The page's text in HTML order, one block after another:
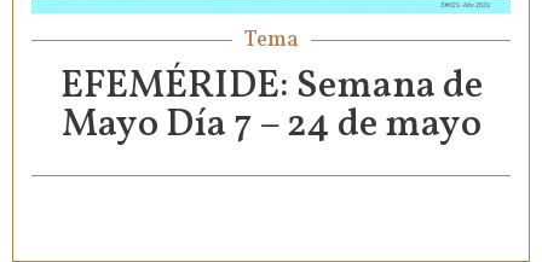
Tema
EFEMÉRIDE: Semana de
Mayo Día 7 – 24 de mayo